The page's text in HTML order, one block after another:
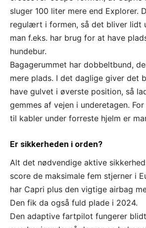
sluger 100 liter mere end Explorer.
regulært i formen, så det bliver lidt
man f.eks. har brug for at have
hundebur.
Bagagerummet har dobbeltbund,
mere plads. I det daglige giver det
have gulvet i øverste position, så
gemmes af vejen i underetagen.
til kabler under forreste hjelm er
Er sikkerheden i orden?
Alt det nødvendige aktive
score de maksimale fem stjerner i
har Capri plus den vigtige airbag
Den fik da også fuld plade i 2024.
Den adaptive fartpilot fungerer